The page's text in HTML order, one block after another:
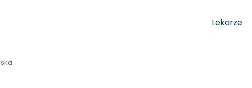
Lekarze